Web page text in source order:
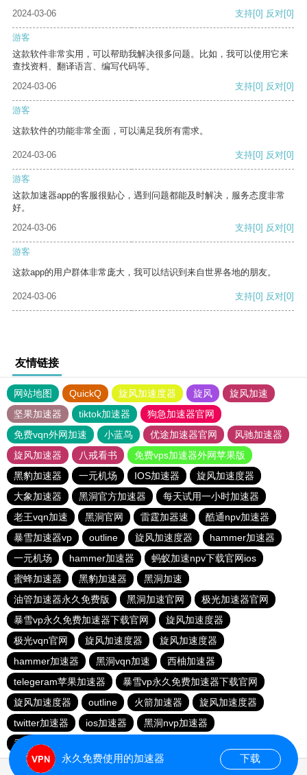
2024-03-06
支持[0] 反对[0]
游客
这款软件非常实用，可以帮助我解决很多问题。比如，我可以使用它来
查找资料、翻译语言、编写代码等。
2024-03-06
支持[0] 反对[0]
游客
这款软件的功能非常全面，可以满足我所有需求。
2024-03-06 支持[0] 反对[0]
游客
这款加速器app的客服很贴心，遇到问题都能及时解决，服务态度非常
好。
2024-03-06
支持[0] 反对[0]
游客
这款app的用户群体非常庞大，我可以结识到来自世界各地的朋友。
2024-03-06 支持[0] 反对[0]
友情链接
网站地图 QuickQ 旋风加速度器 旋风
旋风加速
坚果加速器
tiktok加速器
狗急加速器官网
免费vqn外网加速
小蓝鸟 优途加速器官网
风驰加速器
旋风加速器
八戒看书
免费vps加速器外网苹果版
黑豹加速器
一元机场 IOS加速器
旋风加速度器
大象加速器
黑洞官方加速器
每天试用一小时加速器
老王vqn加速
黑洞官网 雷霆加器速
酷通npv加速器
暴雪加速器vp
outline 旋风加速度器
hammer加速器
一元机场
hammer加速器
蚂蚁加速npv下载官网ios
蜜蜂加速器
黑豹加速器
黑洞加速
油管加速器永久免费版
黑洞加速官网
极光加速器官网
暴雪vp永久免费加速器下载官网
旋风加速度器
极光vqn官网
旋风加速度器
旋风加速度器
hammer加速器
黑洞vqn加速
西柚加速器
telegeram苹果加速器
暴雪vp永久免费加速器下载官网
旋风加速度器
outline 火箭加速器
旋风加速度器
twitter加速器
ios加速器
黑洞nvp加速器
香蕉加速器官网
永久免费使用的加速器 下载